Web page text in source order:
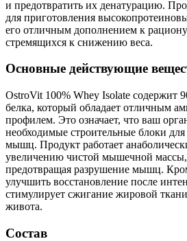
и предотвратить их денатурацию.
для приготовления
его отличным дополнением к
стремящихся к снижению веса.
Основные действующие
OstroVit 100% Whey Isolate содержит
белка, который обладает отличным
профилем. Это означает, что ваш
необходимые строительные блоки для
мышц. Продукт работает
увеличению чистой мышечной массы,
предотвращая разрушение мышц.
улучшить восстановление после
стимулирует сжигание жировой
живота.
Состав